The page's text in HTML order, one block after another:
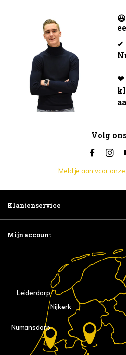
✔
❤
Volg
Meld je aan voor
Klantenservice
Mijn account
Nijkerk
Numansdorp
Leiderdorp